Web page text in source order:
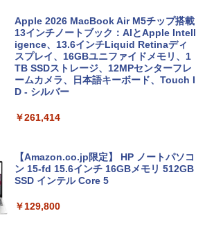
Apple 2026 MacBook Air M5チップ搭載
13インチノートブック：AIとApple Intell
igence、13.6インチLiquid Retinaディ
スプレイ、16GBユニファイドメモリ、1
TB SSDストレージ、12MPセンターフレ
ームカメラ、日本語キーボード、Touch I
D - シルバー
￥261,414
【Amazon.co.jp限定】 HP ノートパソコ
ン 15-fd 15.6インチ 16GBメモリ 512GB
SSD インテル Core 5
￥129,800